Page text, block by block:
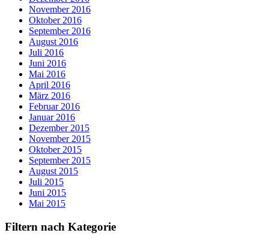
November 2016
Oktober 2016
September 2016
August 2016
Juli 2016
Juni 2016
Mai 2016
April 2016
März 2016
Februar 2016
Januar 2016
Dezember 2015
November 2015
Oktober 2015
September 2015
August 2015
Juli 2015
Juni 2015
Mai 2015
Filtern nach Kategorie